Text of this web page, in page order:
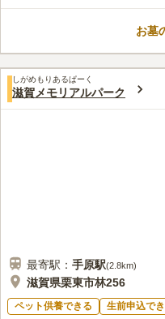
い建物がないため、青
口コミ評価
この霊園はまだ誰からも評価され
お墓
しがめもりあるぱーく
滋賀メモリアルパーク
最寄駅： 手原駅(2.8km)
滋賀県栗東市林256
ペット供養できる 生前申込で